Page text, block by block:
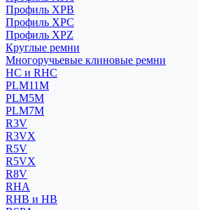
Профиль XPB
Профиль XPC
Профиль XPZ
Круглые ремни
Многоручьевые клиновые ремни
HC и RHC
PLM11M
PLM5M
PLM7M
R3V
R3VX
R5V
R5VX
R8V
RHA
RHB и HB